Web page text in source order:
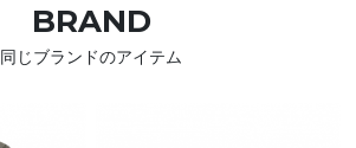
BRAND
同じブランドのアイテム